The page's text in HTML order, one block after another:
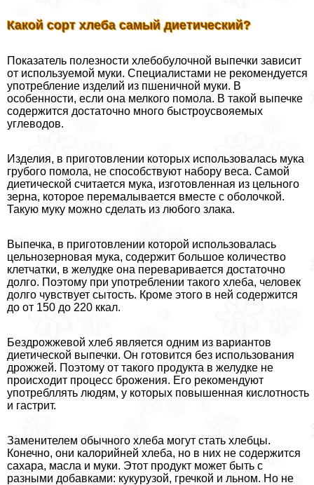
Какой сорт хлеба самый диетический?
Показатель полезности хлебобулочной выпечки зависит
от используемой муки. Специалистами не рекомендуется
употрeбление изделий из пшеничной муки. В
особенности, если она мелкого помола. В такой выпечке
содержится достаточно много быстроусвояемых
углеводов.
Изделия, в приготовлении которых использовалась мука
грубого помола, не способствуют набору веса. Самой
диетической считается мука, изготовленная из цельного
зерна, которое перемалывается вместе с оболочкой.
Такую муку можно сделать из любого злака.
Выпечка, в приготовлении которой использовалась
цельнозерновая мука, содержит большое количество
клетчатки, в желудке она переваривается достаточно
долго. Поэтому при употрeблении такого хлеба, человек
долго чувствует сытость. Кроме этого в ней содержится
до от 150 до 220 ккал.
Бездрожжевой хлеб является одним из вариантов
диетической выпечки. Он готовится без использования
дрожжей. Поэтому от такого продукта в желудке не
происходит процесс брожения. Его рекомендуют
употрeбллять людям, у которых повышенная кислотность
и гастрит.
Заменителем обычного хлеба могут стать хлебцы.
Конечно, они калорийней хлеба, но в них не содержится
сахара, масла и муки. Этот продукт может быть с
разными добавками: кукурузой, гречкой и льном. Но не